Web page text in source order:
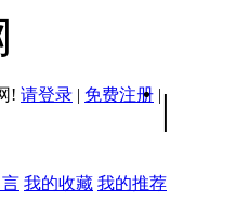
! 请登录 | 免费注册 | |
我的收藏 我的推荐